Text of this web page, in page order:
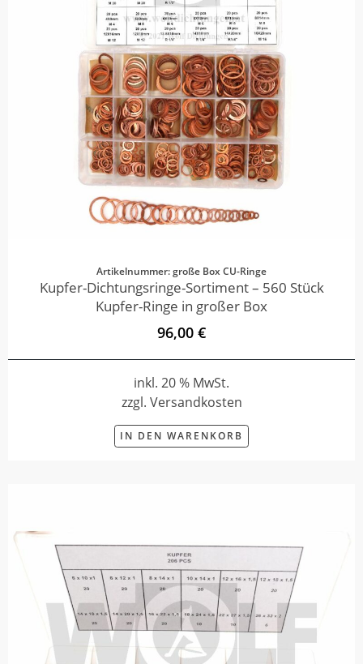
Artikelnummer: große Box CU-Ringe
Kupfer-Dichtungsringe-Sortiment – 560 Stück
Kupfer-Ringe in großer Box
96,00 €
inkl. 20 % MwSt.
zzgl. Versandkosten
IN DEN WARENKORB